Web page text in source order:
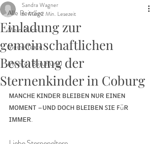
Alle Beiträge
Mein Buch
Meine Texte
Mein(e) Beruf(ung)
Einladung zur
gemeinschaftlichen
Bestattung der
Sternenkinder in Coburg
Sandra Wagner
6. März2 Min. Lesezeit
ᴍᴀɴᴄʜᴇ ᴋɪɴᴅᴇʀ ʙʟᴇɪʙᴇɴ ɴᴜʀ ᴇɪɴᴇɴ
ᴍᴏᴍᴇɴᴛ –ᴜɴᴅ ᴅᴏᴄʜ ʙʟᴇɪʙᴇɴ ꜱɪᴇ ꜰüʀ
ɪᴍᴍᴇʀ.